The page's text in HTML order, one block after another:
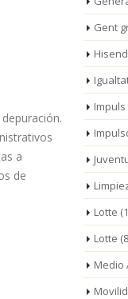
a
de
Gent
Impuls
Lotte
Lotte
Medio